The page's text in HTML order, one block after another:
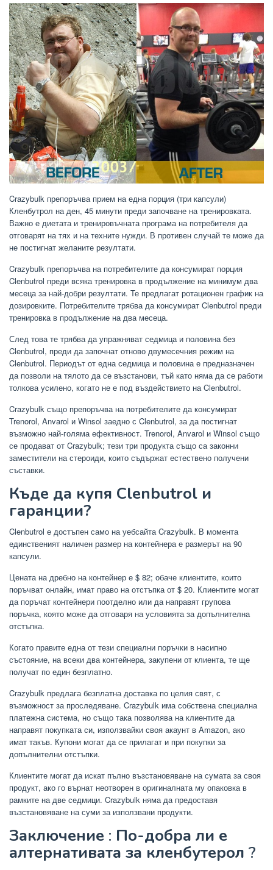
Crazybulk препоръчва прием на една порция (три капсули)
Кленбутрол на ден, 45 минути преди започване на тренировката.
Важно е диетата и тренировъчната програма на потребителя да
отговарят на тях и на техните нужди. В противен случай те може да
не постигнат желаните резултати.
Crazybulk препоръчва на потребителите да консумират порция
Clenbutrol преди всяка тренировка в продължение на минимум два
месеца за най-добри резултати. Те предлагат ротационен график на
дозировките. Потребителите трябва да консумират Clenbutrol преди
тренировка в продължение на два месеца.
След това те трябва да упражняват седмица и половина без
Clenbutrol, преди да започнат отново двумесечния режим на
Clenbutrol. Периодът от една седмица и половина е предназначен
да позволи на тялото да се възстанови, тъй като няма да се работи
толкова усилено, когато не е под въздействието на Clenbutrol.
Crazybulk също препоръчва на потребителите да консумират
Trenorol, Anvarol и Winsol заедно с Clenbutrol, за да постигнат
възможно най-голяма ефективност. Trenorol, Anvarol и Winsol също
се продават от Crazybulk; тези три продукта също са законни
заместители на стероиди, които съдържат естествено получени
съставки.
Къде да купя Clenbutrol и
гаранции?
Clenbutrol е достъпен само на уебсайта Crazybulk. В момента
единственият наличен размер на контейнера е размерът на 90
капсули.
Цената на дребно на контейнер е $ 82; обаче клиентите, които
поръчват онлайн, имат право на отстъпка от $ 20. Клиентите могат
да поръчат контейнери поотделно или да направят групова
поръчка, която може да отговаря на условията за допълнителна
отстъпка.
Когато правите една от тези специални поръчки в насипно
състояние, на всеки два контейнера, закупени от клиента, те ще
получат по един безплатно.
Crazybulk предлага безплатна доставка по целия свят, с
възможност за проследяване. Crazybulk има собствена специална
платежна система, но също така позволява на клиентите да
направят покупката си, използвайки своя акаунт в Amazon, ако
имат такъв. Купони могат да се прилагат и при покупки за
допълнителни отстъпки.
Клиентите могат да искат пълно възстановяване на сумата за своя
продукт, ако го върнат неотворен в оригиналната му опаковка в
рамките на две седмици. Crazybulk няма да предоставя
възстановяване на суми за използвани продукти.
Заключение : По-добра ли е
алтернативата за кленбутерол ?